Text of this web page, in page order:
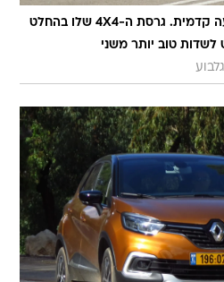
הויטרה מגיע גם בגרסת הנעה קדמית. גרסת ה-4X4 שלו בהחלט
טוב יותר משני